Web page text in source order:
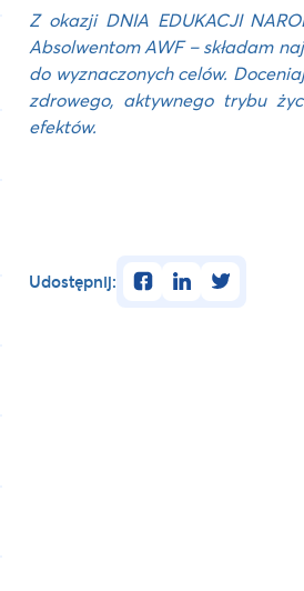
Z okazji DNIA EDUKACJI
Absolwentom AWF – składam
do wyznaczonych celów.
zdrowego, aktywnego trybu
efektów.
Udostępnij: facebooklinkedintwitter